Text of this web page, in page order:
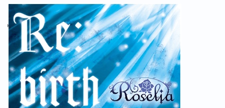
酬詳細
【ダイスバトルガールズ】お正月イベント詳細
【ダイスバトルガールズ】サマーリフレイン -夏の残響-
イベント詳細
【ダイスバトルガールズ】システムアップデート内容詳
細
【ダイスバトルガールズ】スプリング・ロア -春嵐の咆
哮- イベント詳細
【ダイスバトルガールズ】バレンタインイベント詳細